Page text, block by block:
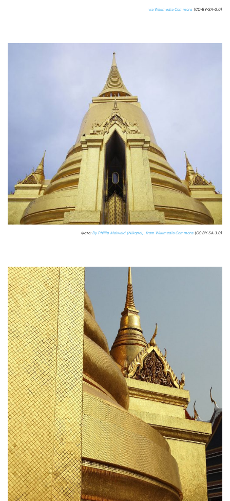
via Wikimedia Commons (CC-BY-SA-3.0)
Фото: By Phillip Maiwald (Nikopol), from Wikimedia Commons (CC BY-SA 3.0)